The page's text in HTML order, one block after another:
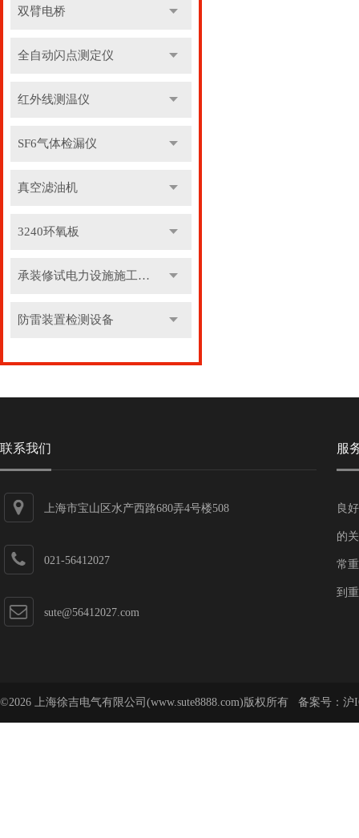
双臂电桥
全自动闪点测定仪
红外线测温仪
SF6气体检漏仪
真空滤油机
3240环氧板
承装修试电力设施施工机具
防雷装置检测设备
联系我们
上海市宝山区水产西路680弄4号楼508
021-56412027
sute@56412027.com
服
良
的
常
到
©2026 上海徐吉电气有限公司(www.sute8888.com)版权所有 备案号： 沪